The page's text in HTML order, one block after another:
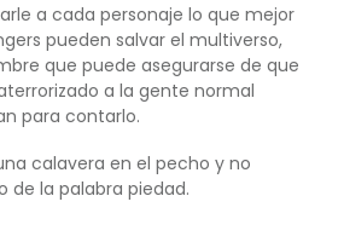
a cada personaje lo que mejor
pueden salvar el multiverso,
que puede asegurarse de que
a la gente normal
para contarlo.
calavera en el pecho y no
de la palabra piedad.